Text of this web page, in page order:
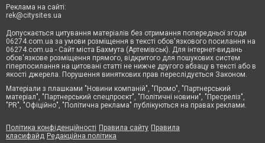
Реклама на сайті:
rek@citysites.ua
Допускається цитування матеріалів без отримання попередньої згоди
06274.com.ua за умови розміщення в тексті обов'язкового посилання на
06274.com.ua - Сайт міста Бахмута (Артемівськ). Для інтернет-видань
обов'язкове розміщення прямого, відкритого для пошукових систем
гіперпосилання на цитовані статті не нижче другого абзацу в тексті або в
якості джерела. Порушення виняткових прав переслідується Законом.
Матеріали з плашками "Новини компаній", "Промо", "Партнерський
матеріал", "Партнерський спецпроєкт", "Політичні новини", "Пресреліз",
"PR", "Офіційно", "Політична реклама" публікуються на правах реклами.
Політика конфіденційності Правила сайту Правила
класифайд Редакційна політика